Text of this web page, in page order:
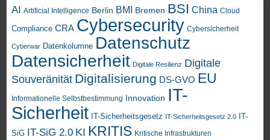
AI Artificial Intelligence Berlin BMI Bremen BSI China Cloud
Compliance CRA Cybersecurity Cybersicherheit
Cyberwar Datenkolumne Datenschutz
Datensicherheit Digitale Resilienz Digitale
Souveränität Digitalisierung DS-GVO EU
Informationelle Selbstbestimmung Innovation IT-
Sicherheit IT-Sicherheitsgesetz IT-Sicherheitsgesetz 2.0 IT-
SiG IT-SiG 2.0 KI KRITIS Kritische Infrastrukturen